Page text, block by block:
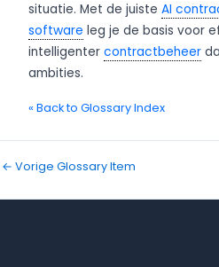
situatie. Met de juiste AI
software leg je de basis voor
intelligenter contractbeheer
ambities.
« Back to Glossary Index
← Vorige Glossary Item